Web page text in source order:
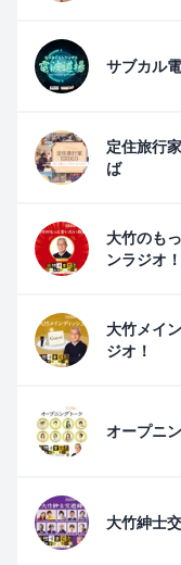
サブカル
定住旅行
ば
大竹のも
ンラジオ！
大竹メイ
ジオ！
オープニ
大竹紳士